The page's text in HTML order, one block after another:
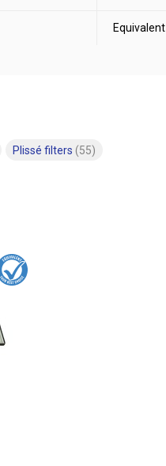
Equivalent
Plissé filters (55)